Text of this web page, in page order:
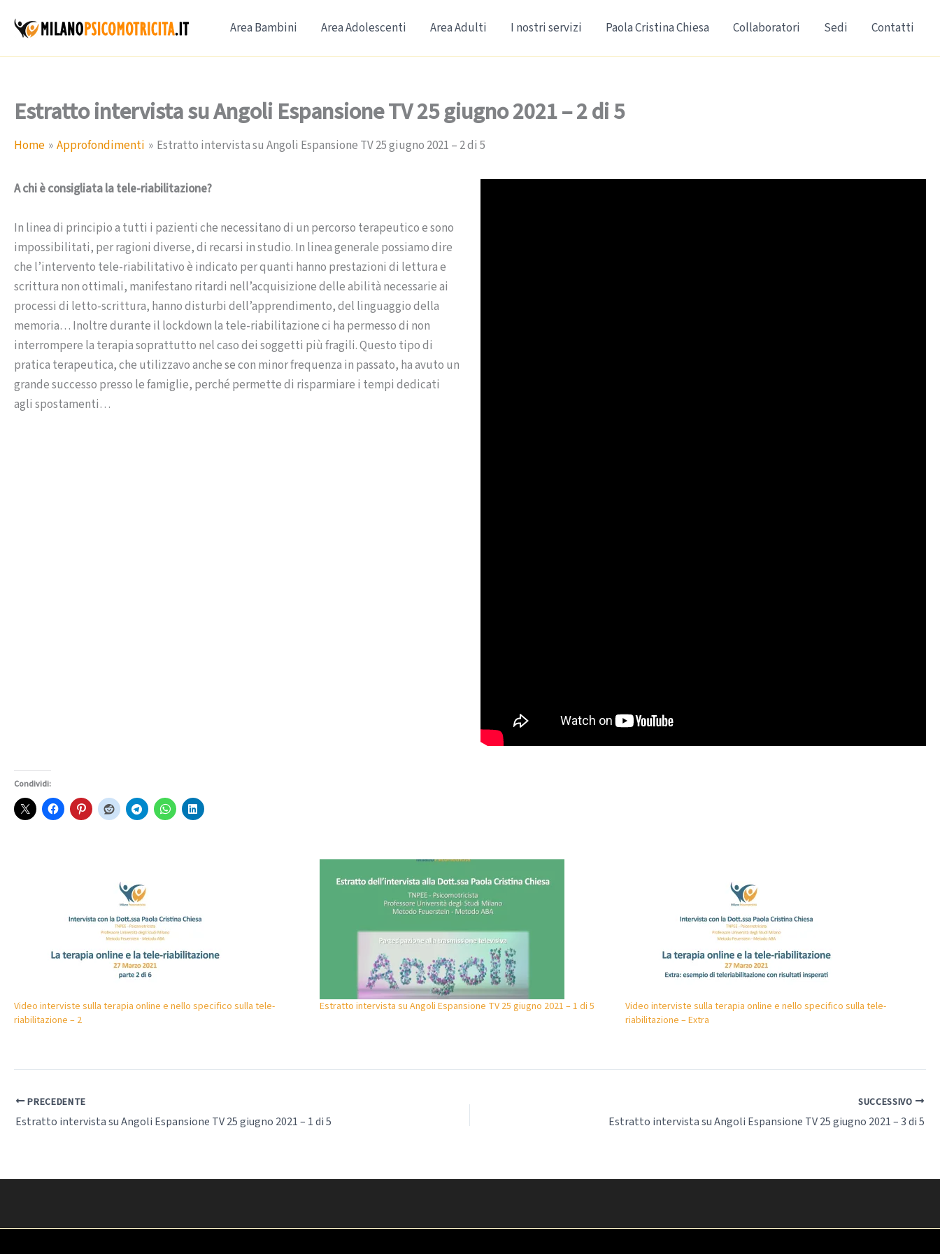
Area Bambini Area Adolescenti Area Adulti I nostri servizi Paola Cristina Chiesa Collaboratori Sedi Contatti
Estratto intervista su Angoli Espansione TV 25 giugno 2021 – 2 di 5
Home Approfondimenti Estratto intervista su Angoli Espansione TV 25 giugno 2021 – 2 di 5
A chi è consigliata la tele-riabilitazione?
In linea di principio a tutti i pazienti che necessitano di un percorso terapeutico e sono
impossibilitati, per ragioni diverse, di recarsi in studio. In linea generale possiamo dire
che l’intervento tele-riabilitativo è indicato per quanti hanno prestazioni di lettura e
scrittura non ottimali, manifestano ritardi nell’acquisizione delle abilità necessarie ai
processi di letto-scrittura, hanno disturbi dell’apprendimento, del linguaggio della
memoria… Inoltre durante il lockdown la tele-riabilitazione ci ha permesso di non
interrompere la terapia soprattutto nel caso dei soggetti più fragili. Questo tipo di
pratica terapeutica, che utilizzavo anche se con minor frequenza in passato, ha avuto un
grande successo presso le famiglie, perché permette di risparmiare i tempi dedicati
agli spostamenti…
Condividi:
Video interviste sulla terapia online e nello specifico sulla tele-
riabilitazione – 2
Estratto intervista su Angoli Espansione TV 25 giugno 2021 – 1 di 5
Video interviste sulla terapia online e nello specifico sulla tele-
riabilitazione – Extra
PRECEDENTE
Estratto intervista su Angoli Espansione TV 25 giugno 2021 – 1 di 5
SUCCESSIVO
Estratto intervista su Angoli Espansione TV 25 giugno 2021 – 3 di 5